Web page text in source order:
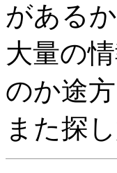
がある
大量の
のか途
また探